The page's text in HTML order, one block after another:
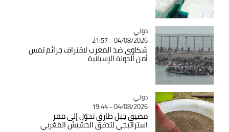
Catégorie
دولي
04/08/2026 - 21:57
شكاوى ضد المغرب لاقتراف جرائم تمس
أمن الدولة الإسبانية
Catégorie
دولي
04/08/2026 - 19:44
مضيق جبل طارق تحوّل إلى ممر
استراتيجي لتدفق الحشيش المغربي